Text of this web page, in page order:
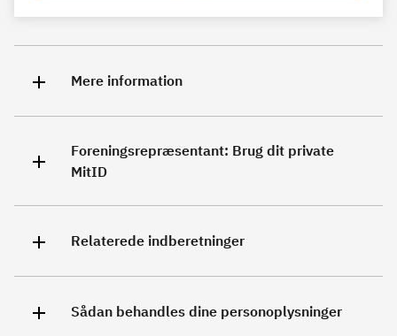
Mere information
Foreningsrepræsentant: Brug dit private
MitID
Relaterede indberetninger
Sådan behandles dine personoplysninger